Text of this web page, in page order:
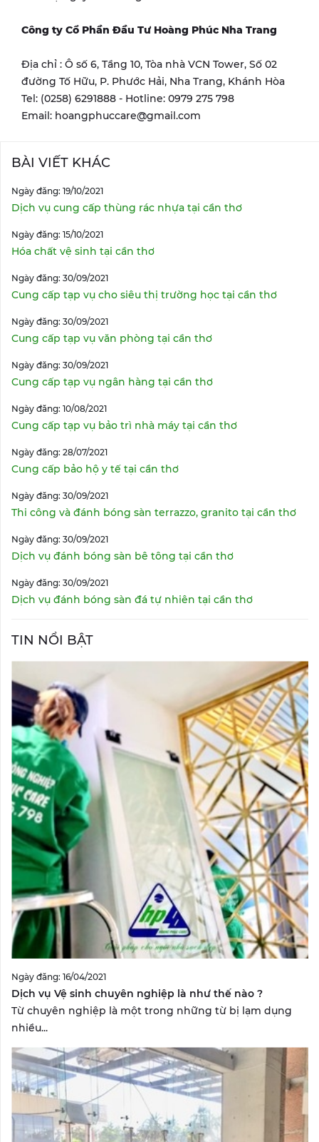
Công ty Cổ Phần Đầu Tư Hoàng Phúc Nha Trang
Địa chỉ : Ô số 6, Tầng 10, Tòa nhà VCN Tower, Số 02
đường Tố Hữu, P. Phước Hải, Nha Trang, Khánh Hòa
Tel: (0258) 6291888 - Hotline: 0979 275 798
Email: hoangphuccare@gmail.com
BÀI VIẾT KHÁC
Ngày đăng: 19/10/2021
Dịch vụ cung cấp thùng rác nhựa tại cần thơ
Ngày đăng: 15/10/2021
Hóa chất vệ sinh tại cần thơ
Ngày đăng: 30/09/2021
Cung cấp tạp vụ cho siêu thị trường học tại cần thơ
Ngày đăng: 30/09/2021
Cung cấp tạp vụ văn phòng tại cần thơ
Ngày đăng: 30/09/2021
Cung cấp tạp vụ ngân hàng tại cần thơ
Ngày đăng: 10/08/2021
Cung cấp tạp vụ bảo trì nhà máy tại cần thơ
Ngày đăng: 28/07/2021
Cung cấp bảo hộ y tế tại cần thơ
Ngày đăng: 30/09/2021
Thi công và đánh bóng sàn terrazzo, granito tại cần thơ
Ngày đăng: 30/09/2021
Dịch vụ đánh bóng sàn bê tông tại cần thơ
Ngày đăng: 30/09/2021
Dịch vụ đánh bóng sàn đá tự nhiên tại cần thơ
TIN NỔI BẬT
Ngày đăng: 16/04/2021
Dịch vụ Vệ sinh chuyên nghiệp là như thế nào ?
Từ chuyên nghiệp là một trong những từ bị lạm dụng
nhiều...